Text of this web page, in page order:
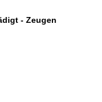
- Zeugen